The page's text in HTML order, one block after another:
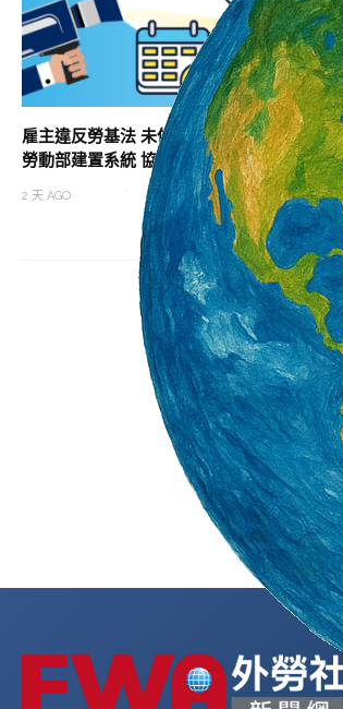
雇主違反勞基法 未依法給付加班費居冠
勞動部建置系統 協助勞雇快速試算加班費
2 天 AGO